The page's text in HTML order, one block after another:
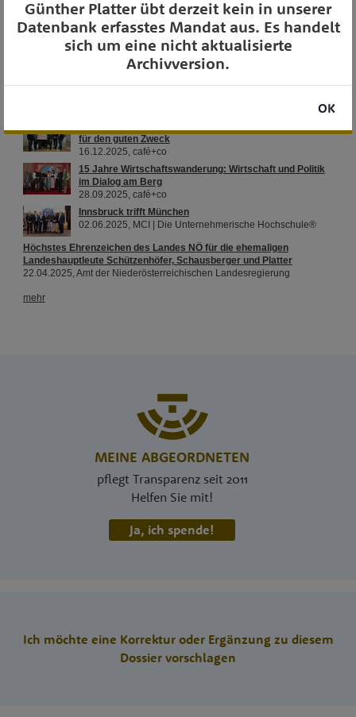
MEINE ABGEORDNETEN
pflegt Transparenz seit 2011
Helfen Sie mit!
Ja, ich spende!
Ich möchte eine Korrektur oder Ergänzung zu diesem
Dossier vorschlagen
OTS-AUSSENDUNGEN
Günther Platter übt derzeit kein in unserer
Datenbank erfasstes Mandat aus. Es handelt
sich um eine nicht aktualisierte
Archivversion.
OK